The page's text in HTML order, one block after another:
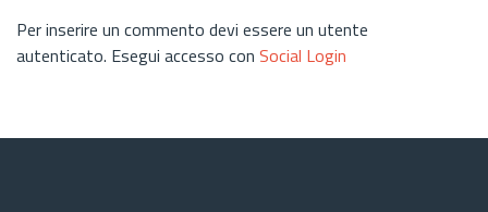
Per inserire un commento devi essere un utente
autenticato. Esegui accesso con Social Login